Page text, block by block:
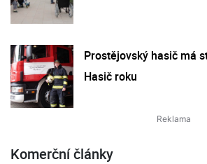
Prostějovský hasič má
Hasič roku
Komerční články